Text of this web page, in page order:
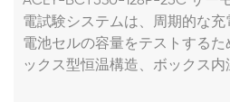
電試験システムは、周期的な
電池セルの容量をテストする
ックス型恒温構造、ボックス内